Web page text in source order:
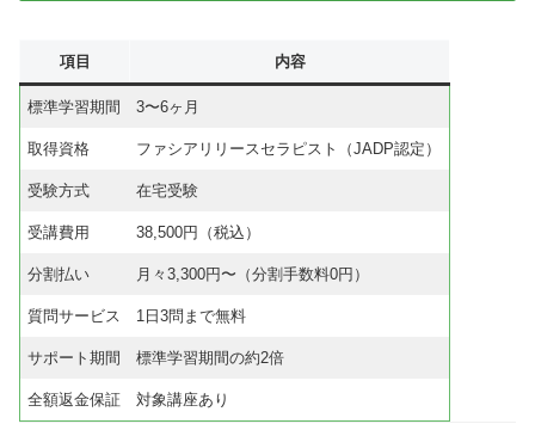
項目 内容
標準学習期間 3〜6ヶ月
取得資格 ファシアリリースセラピスト（JADP認定）
受験方式 在宅受験
受講費用 38,500円（税込）
分割払い 月々3,300円〜（分割手数料0円）
質問サービス 1日3問まで無料
サポート期間 標準学習期間の約2倍
全額返金保証 対象講座あり